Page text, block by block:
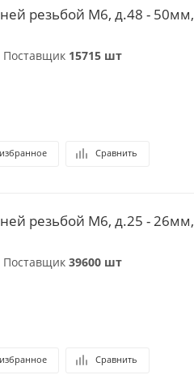
резьбой М6, д.48 - 50мм,
Поставщик 15715 шт
Сравнить
резьбой М6, д.25 - 26мм,
Поставщик 39600 шт
Сравнить